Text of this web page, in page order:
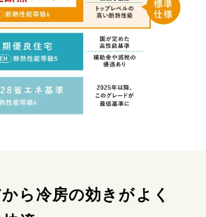
ら冷房の効きがよく